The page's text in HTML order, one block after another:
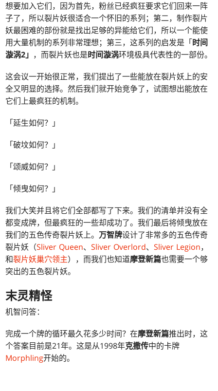
想要加入它们，因为首先，粉丝已经疯狂要求它们回来一阵
子了，所以裂片妖很适合一个怀旧的系列；第二，制作裂片
妖最困难的部份就是找出足够的异能给它们，所以一个能使
用大量机制的系列非常理想；第三，这系列的启发是「时间
漩涡2」 ，而裂片妖也是时间漩涡环境极具代表性的一部份。
这会议一开始很正常，我们提出了一些能放在裂片妖上的安
全又明显的选择。然后我们就开始竞争了，试图想出能放在
它们上最疯狂的机制。
「延生如何？」
「破坟如何？」
「颂威如何？」
「倾曳如何？」
我们大笑并且将它们全部都写了下来。我们的清单并没有全
都变成牌，但最疯狂的一些却成功了。我们最后将倾曳放在
我们的五色传奇裂片妖上。 万智牌设计了非常多的五色传奇
裂片妖（Sliver Queen、Sliver Overlord、Sliver Legion，
和裂片妖巢穴领主），而我们也知道摩登新篇也需要一个够
突出的五色裂片妖。
末灵精怪
机智问答：
完成一个牌的循环最久花多少时间？在摩登新篇推出时，这
个答案目前是21年。这是从1998年克撒传中的卡牌
Morphling开始的。